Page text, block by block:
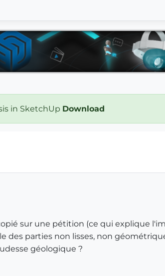
in SketchUp Download
sur une pétition (ce qui explique
des parties non lisses, non
géologique ?